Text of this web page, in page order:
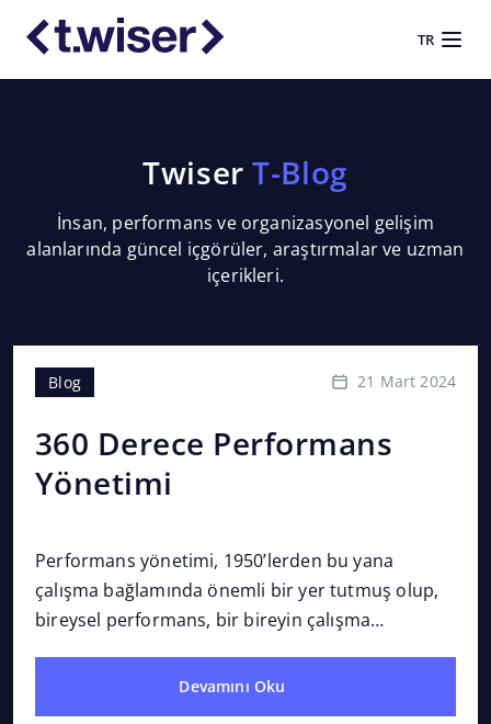
TR
TwiserT-Blog
İnsan, performans ve organizasyonel gelişim
alanlarında güncel içgörüler, araştırmalar ve uzman
içerikleri.
Blog 21 Mart 2024
360 Derece Performans
Yönetimi
Performans yönetimi, 1950’lerden bu yana
çalışma bağlamında önemli bir yer tutmuş olup,
bireysel performans, bir bireyin çalışma
uyumlu olarak elde ettiği sonuçları veya...
Devamını Oku